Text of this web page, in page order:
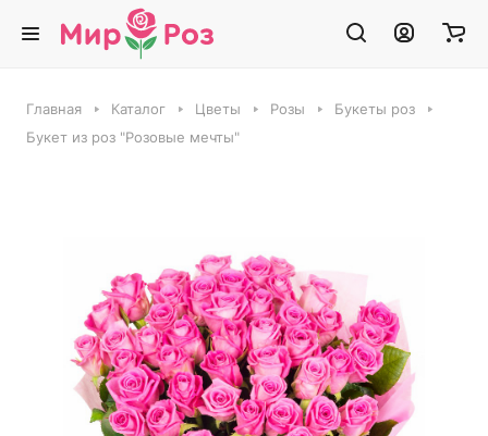
Главная Каталог Цветы Розы
Букеты роз
Букет из роз "Розовые мечты"